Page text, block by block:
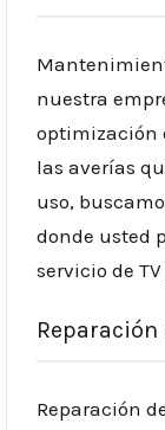
nuestra
optimización
las averías
uso,
donde usted
servicio de
Reparación
Reparación